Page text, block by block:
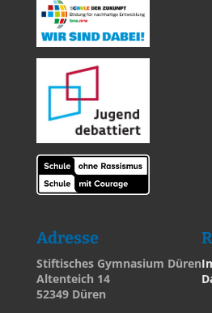
Adresse
Stiftisches Gymnasium Düren
Altenteich 14
52349 Düren